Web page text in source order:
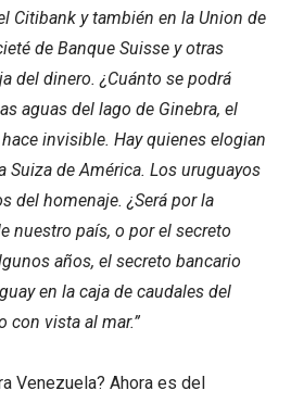
Citibank y también en la Union de
de Banque Suisse y otras
del dinero. ¿Cuánto se podrá
aguas del lago de Ginebra, el
invisible. Hay quienes elogian
Suiza de América. Los uruguayos
del homenaje. ¿Será por la
nuestro país, o por el secreto
años, el secreto bancario
en la caja de caudales del
con vista al mar.”
Venezuela? Ahora es del